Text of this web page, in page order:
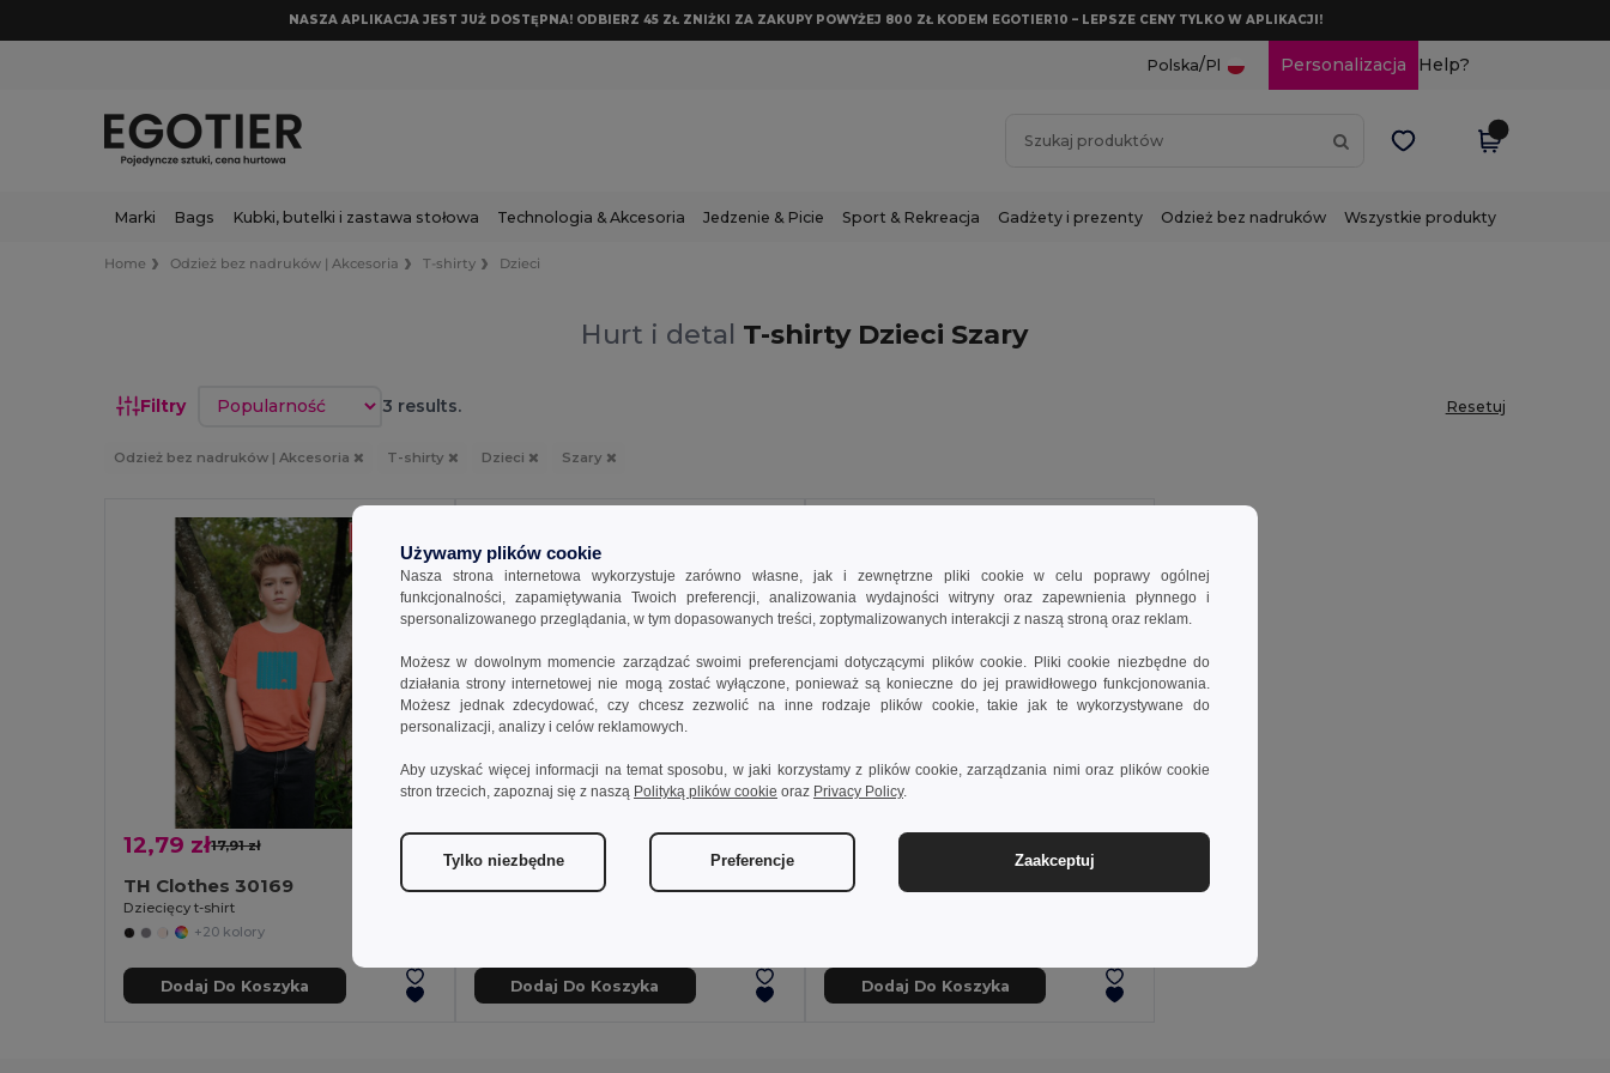
NASZA APLIKACJA JEST JUŻ DOSTĘPNA! ODBIERZ 45 ZŁ ZNIŻKI ZA ZAKUPY POWYŻEJ 800 ZŁ KODEM EGOTIER10 – LEPSZE CENY TYLKO W APLIKACJI!
Polska/Pl Personalizacja Help?
Marki Bags Kubki, butelki i zastawa stołowa Technologia & Akcesoria Jedzenie & Picie Sport & Rekreacja Gadżety i prezenty Odzież bez nadruków Wszystkie produkty
Home Odzież bez nadruków | Akcesoria T-shirty Dzieci
Hurt i detal T-shirty Dzieci Szary
Filtry Sortuj według 3 results. Resetuj
Odzież bez nadruków | Akcesoria T-shirty Dzieci Szary
12,79 zł17,91 zł -29%
TH Clothes 30169
Dziecięcy t-shirt
+20 kolory
Dodaj Do Koszyka
27,03 zł
TH Clothes 30171
Dodaj Do Koszyka
14,32 zł
TH Clothes 30275
Dodaj Do Koszyka
Używamy plików cookie
Nasza strona internetowa wykorzystuje zarówno własne, jak i zewnętrzne pliki cookie w celu poprawy ogólnej
funkcjonalności, zapamiętywania Twoich preferencji, analizowania wydajności witryny oraz zapewnienia płynnego i
spersonalizowanego przeglądania, w tym dopasowanych treści, zoptymalizowanych interakcji z naszą stroną oraz reklam.
Możesz w dowolnym momencie zarządzać swoimi preferencjami dotyczącymi plików cookie. Pliki cookie niezbędne do
działania strony internetowej nie mogą zostać wyłączone, ponieważ są konieczne do jej prawidłowego funkcjonowania.
Możesz jednak zdecydować, czy chcesz zezwolić na inne rodzaje plików cookie, takie jak te wykorzystywane do
personalizacji, analizy i celów reklamowych.
Aby uzyskać więcej informacji na temat sposobu, w jaki korzystamy z plików cookie, zarządzania nimi oraz plików cookie
stron trzecich, zapoznaj się z naszą Polityką plików cookie oraz Privacy Policy.
Tylko niezbędne Preferencje Zaakceptuj